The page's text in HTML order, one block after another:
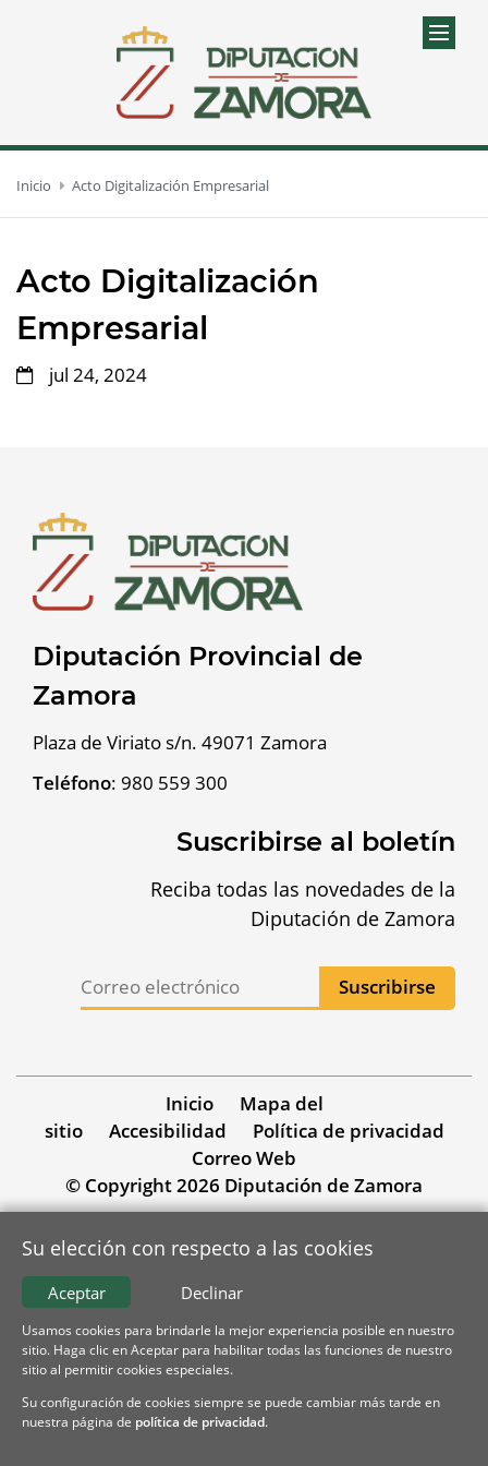
Inicio Acto Digitalización Empresarial
Acto Digitalización
Empresarial
jul 24, 2024
Diputación Provincial de
Zamora
Plaza de Viriato s/n. 49071 Zamora
Teléfono: 980 559 300
Suscribirse al boletín
Reciba todas las novedades de la
Diputación de Zamora
Inicio
Mapa del
sitio
Accesibilidad
Política de privacidad
Correo Web
© Copyright 2026 Diputación de Zamora
Su elección con respecto a las cookies
Declinar
Aceptar
Usamos cookies para brindarle la mejor experiencia posible en nuestro
sitio. Haga clic en Aceptar para habilitar todas las funciones de nuestro
sitio al permitir cookies especiales.
Su configuración de cookies siempre se puede cambiar más tarde en
nuestra página de política de privacidad.